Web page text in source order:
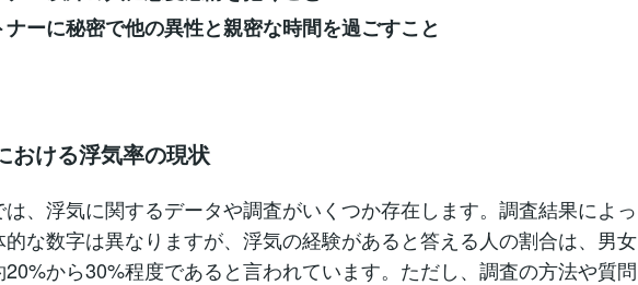
ナーに秘密で他の異性と親密な時間を過ごすこと
おける浮気率の現状
は、浮気に関するデータや調査がいくつか存在します。調査結果によっ
的な数字は異なりますが、浮気の経験があると答える人の割合は、男女
20%から30%程度であると言われています。ただし、調査の方法や質問